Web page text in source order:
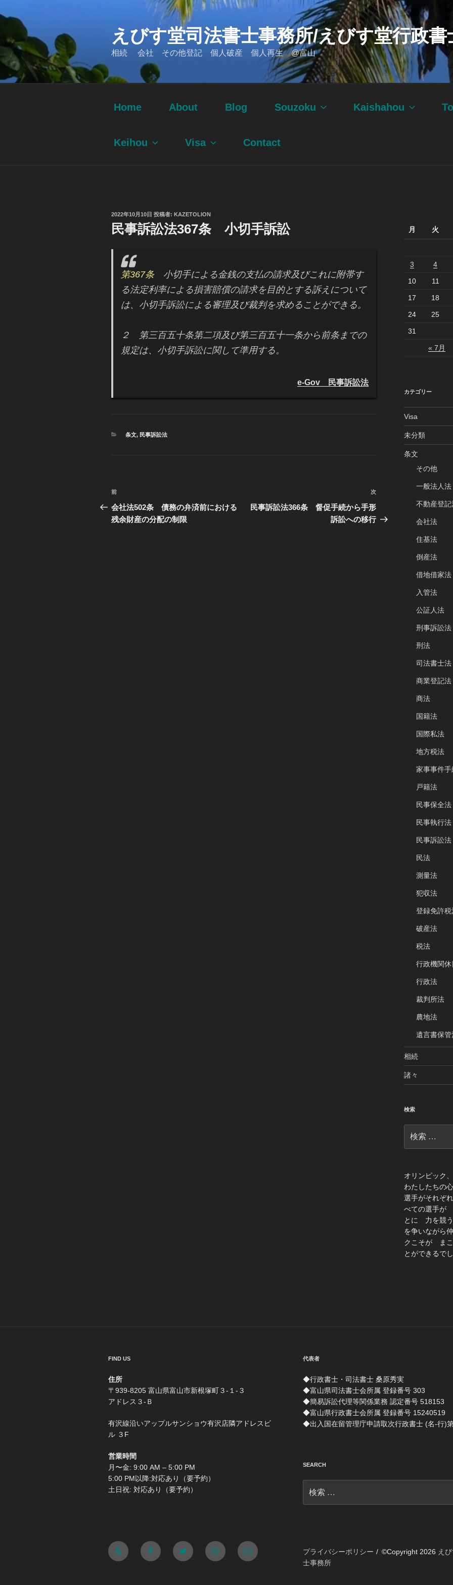
ン
ン
へ
ス
えびす堂司法書士事務所/えびす堂行政書
相続 会社 その他登記 個人破産 個人再生 @富山
Home About Blog Souzoku Kaishahou
Keihou Visa Contact
投
稿
日:
2022年10月10日 投稿者: KAZETOLION
民事訴訟法367条 小切手訴訟
第367条小切手による金銭の支払の請求及びこれに附帯す
る法定利率による損害賠償の請求を目的とする訴えについて
は、小切手訴訟による審理及び裁判を求めることができる。
２ 第三百五十条第二項及び第三百五十一条から前条までの
規定は、小切手訴訟に関して準用する。
e-Gov 民事訴訟法
カ
条文, 民事訴訟法
投
稿
ナ
過
去
の
前
会社法502条 債務の弁済前における
残余財産の分配の制限
投
次
民事訴訟法366条 督促手続から手形
訴訟への移行
月 火
« 7月
3 4
10 11
17 18
24 25
31
カテゴリー
Visa
未分類
条文
その他
一般法人法
不動産登記
会社法
住基法
倒産法
借地借家法
入管法
公証人法
刑事訴訟法
刑法
司法書士法
商業登記法
商法
国籍法
国際私法
地方税法
家事事件手
戸籍法
民事保全法
民事執行法
民事訴訟法
民法
測量法
犯収法
登録免許税
破産法
税法
行政機関休
行政法
裁判所法
農地法
遺言書保管
相続
諸々
検索
索:
オリンピック
わたしたちの
選手がそれぞ
べての選手が
とに 力を競う
を争いながら
クこそが まこ
とができるで
FIND US
住所
〒939-8205 富山県富山市新根塚町３-１-３
アドレス３-Ｂ
有沢線沿いアップルサンショウ有沢店隣アドレスビ
ル ３F
営業時間
月〜金: 9:00 AM – 5:00 PM
5:00 PM以降:対応あり（要予約）
土日祝: 対応あり（要予約）
代表者
◆行政書士・司法書士 桑原秀実
◆富山県司法書士会所属 登録番号 303
◆簡易訴訟代理等関係業務 認定番号 518153
◆富山県行政書士会所属 登録番号 15240519
◆出入国在留管理庁申請取次行政書士 (名-行)
SEARCH
索:
Yelp FacebookTwitter Instagram
メ
プライバシーポリシー ©Copyright 2026 え
士事務所